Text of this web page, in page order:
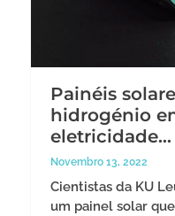
Painéis
hidrogénio
eletricidade…
Novembro 13, 2022
Cientistas da KU
um painel solar